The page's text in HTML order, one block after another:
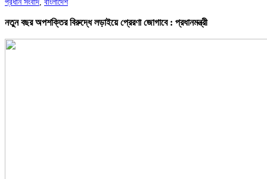
প্রধান সংবাদ, বাংলাদেশ
নতুন বছর অপশক্তির বিরুদ্ধে লড়াইয়ে প্রেরণা জোগাবে : প্রধানমন্ত্রী